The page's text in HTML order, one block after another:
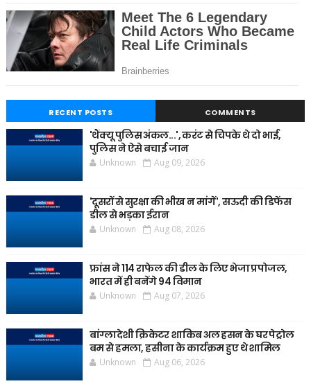
RECENT POSTS COMMENTS
'थैंक्यू पुलिस अंकल...', करंट से चिपके थे दो भाई,
पुलिस ने ऐसे बचाई जान
Unknown Aug 09, 2026
'दूसरों से सुरक्षा की भीख न मांगें', सऊदी की डिफेंस
डील से भड़का ईरान
Unknown Aug 08, 2026
फ्रांस ने 114 राफेल की डील के लिए भेजा प्रपोजल,
भारत में ही बनेंगे 94 विमान
Unknown Aug 07, 2026
बांग्लादेशी क्रिकेटर शाकिब अल हसन के घर पेट्रोल
बम से हमला, हसीना के कार्यक्रम हुए थे शामिल
Unknown Aug 06, 2026